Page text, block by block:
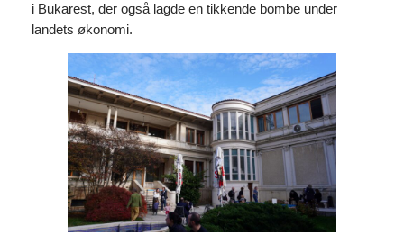
i Bukarest, der også lagde en tikkende bombe under
landets økonomi.